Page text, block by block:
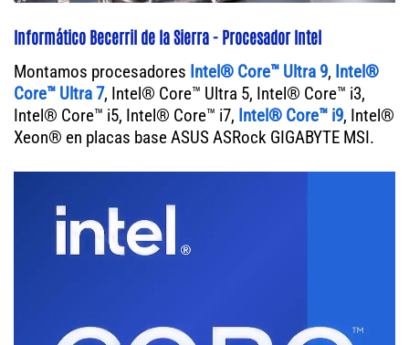
Informático Becerril de la Sierra - Procesador Intel
Montamos procesadores Intel® Core™ Ultra 9, Intel®
Core™ Ultra 7, Intel® Core™ Ultra 5, Intel® Core™ i3,
Intel® Core™ i5, Intel® Core™ i7, Intel® Core™ i9, Intel®
Xeon® en placas base ASUS ASRock GIGABYTE MSI.